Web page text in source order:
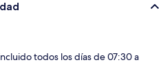
todos los días de 07:30 a